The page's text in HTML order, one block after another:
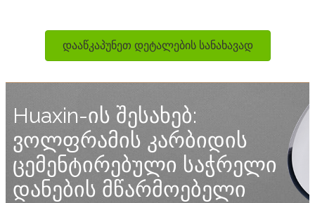
დააწკაპუნეთ დეტალების სანახავად
Huaxin-ის შესახებ:
ვოლფრამის კარბიდის
ცემენტირებული საჭრელი
დანების მწარმოებელი